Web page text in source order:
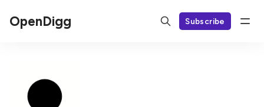
OpenDigg Subscribe